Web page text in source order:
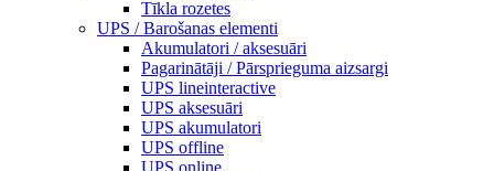
Tīkla rozetes
UPS / Barošanas elementi
Akumulatori / aksesuāri
Pagarinātāji / Pārsprieguma aizsargi
UPS lineinteractive
UPS aksesuāri
UPS akumulatori
UPS offline
UPS online